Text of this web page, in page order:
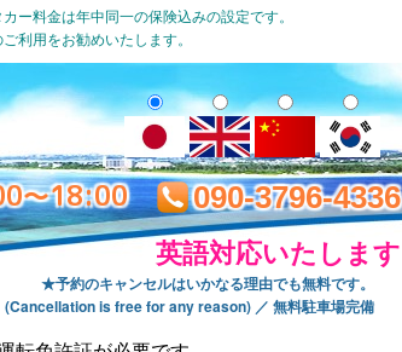
ー料金は年中同一の保険込みの設定です。
利用をお勧めいたします。
～18:00
★予約のキャンセルはいかなる理由でも無料です。
(Cancellation is free for any reason) ／ 無料駐車場完備
090-3796-4336
英語対応いたします